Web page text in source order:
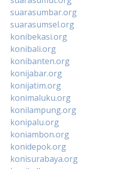
suarasumbar.org
suarasumsel.org
konibekasi.org
konibali.org
konibanten.org
konijabar.org
konijatim.org
konimaluku.org
konilampung.org
konipalu.org
koniambon.org
konidepok.org
konisurabaya.org